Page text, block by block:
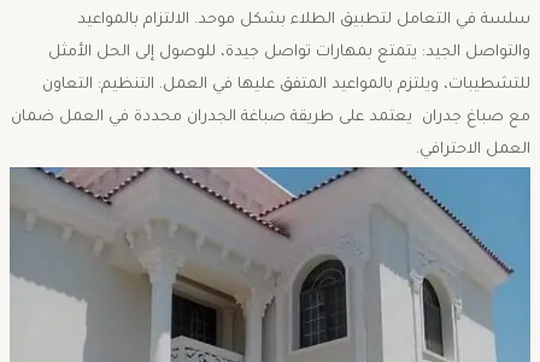
سلسة في التعامل لتطبيق الطلاء بشكل موحد. الالتزام بالمواعيد
والتواصل الجيد: يتمتع بمهارات تواصل جيدة، للوصول إلى الحل الأمثل
للتشطيبات، ويلتزم بالمواعيد المتفق عليها في العمل. التنظيم: التعاون
مع صباغ جدران يعتمد على طريقة صباغة الجدران محددة في العمل ضمان
العمل الاحترافي.